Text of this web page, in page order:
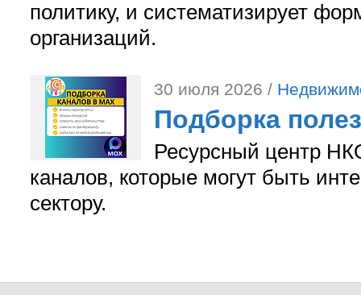
политику, и систематизирует
организаций.
30 июля 2026 /
Подборка
Ресурсный центр
каналов, которые могут быть
сектору.